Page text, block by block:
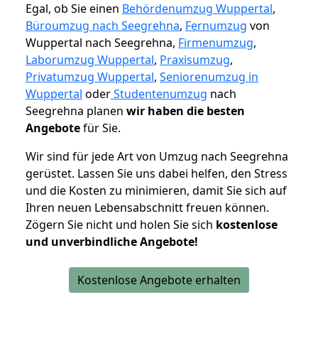
Egal, ob Sie einen Behördenumzug Wuppertal,
Büroumzug nach Seegrehna, Fernumzug von
Wuppertal nach Seegrehna, Firmenumzug,
Laborumzug Wuppertal, Praxisumzug,
Privatumzug Wuppertal, Seniorenumzug in
Wuppertal oderStudentenumzug nach
Seegrehna planen wir haben die besten
Angebotefür Sie.
Wir sind für jede Art von Umzug nach Seegrehna
gerüstet. Lassen Sie uns dabei helfen, den Stress
und die Kosten zu minimieren, damit Sie sich auf
Ihren neuen Lebensabschnitt freuen können.
Zögern Sie nicht und holen Sie sich kostenlose
und unverbindliche Angebote!
Kostenlose Angebote erhalten